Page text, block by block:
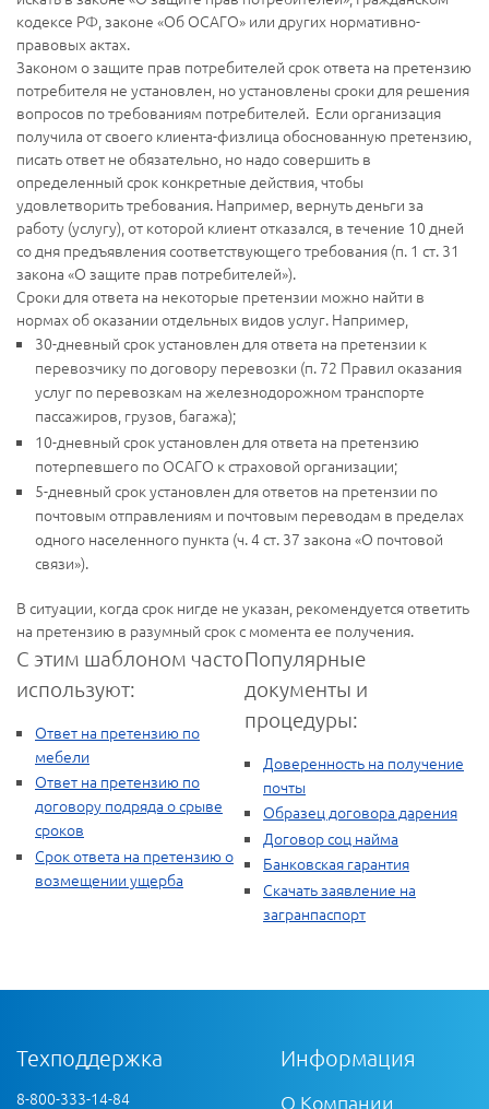
кодексе РФ, законе «Об ОСАГО» или других нормативно-
правовых актах.
Законом о защите прав потребителей срок ответа на претензию
потребителя не установлен, но установлены сроки для решения
вопросов по требованиям потребителей. Если организация
получила от своего клиента-физлица обоснованную претензию,
писать ответ не обязательно, но надо совершить в
определенный срок конкретные действия, чтобы
удовлетворить требования. Например, вернуть деньги за
работу (услугу), от которой клиент отказался, в течение 10 дней
со дня предъявления соответствующего требования (п. 1 ст. 31
закона «О защите прав потребителей»).
Сроки для ответа на некоторые претензии можно найти в
нормах об оказании отдельных видов услуг. Например,
30-дневный срок установлен для ответа на претензии к
перевозчику по договору перевозки (п. 72 Правил оказания
услуг по перевозкам на железнодорожном транспорте
пассажиров, грузов, багажа);
10-дневный срок установлен для ответа на претензию
потерпевшего по ОСАГО к страховой организации;
5-дневный срок установлен для ответов на претензии по
почтовым отправлениям и почтовым переводам в пределах
одного населенного пункта (ч. 4 ст. 37 закона «О почтовой
связи»).
В ситуации, когда срок нигде не указан, рекомендуется ответить
на претензию в разумный срок с момента ее получения.
С этим шаблоном часто
используют:
Ответ на претензию по
мебели
Ответ на претензию по
договору подряда о срыве
сроков
Срок ответа на претензию о
возмещении ущерба
Популярные
документы и
процедуры:
Доверенность на получение
почты
Образец договора дарения
Договор соц найма
Банковская гарантия
Скачать заявление на
загранпаспорт
Техподдержка
8-800-333-14-84
Информация
О Компании